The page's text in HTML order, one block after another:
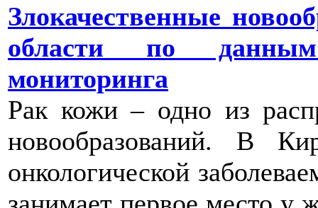
Злокачественные
области по данным
мониторинга
Рак кожи – одно из
новообразований. В
онкологической